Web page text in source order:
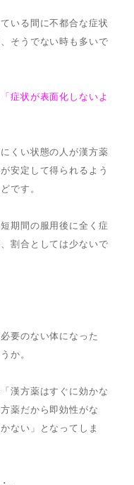
いる間に不都合な症状
そうでない時も多いで
「症状が表面化しないよ
くい状態の人が漢方薬
安定して得られるよう
です。
期間の服用後に全く症
割合としては少ないで
要のない体になった
か。
漢方薬はすぐに効かな
薬だから即効性がな
ない」となってしま